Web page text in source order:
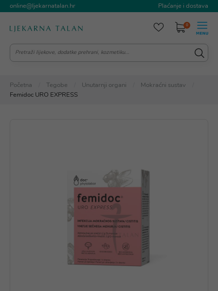
online@ljekarnatalan.hr Plaćanje i dostava
0
Početna Tegobe Unutarnji organi
Mokraćni sustav
Femidoc URO EXPRESS